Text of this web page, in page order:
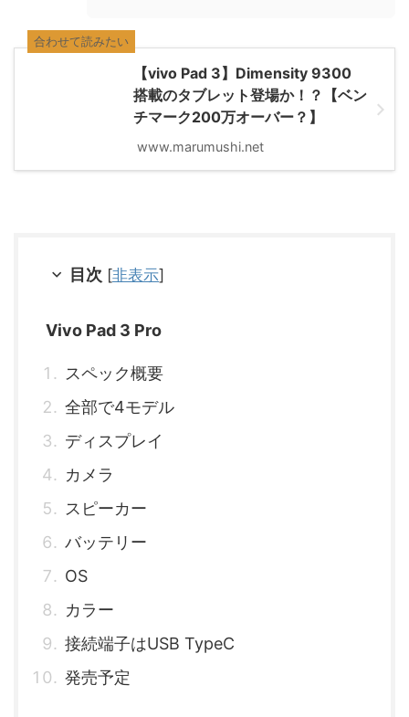
【vivo Pad 3】Dimensity 9300
搭載のタブレット登場か！？【ベン
チマーク200万オーバー？】
www.marumushi.net
合わせて読みたい
目次 [非表示]
Vivo Pad 3 Pro
スペック概要
全部で4モデル
ディスプレイ
カメラ
スピーカー
バッテリー
OS
カラー
接続端子はUSB TypeC
発売予定